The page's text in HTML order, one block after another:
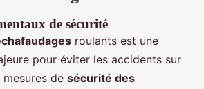
de sécurité
roulants est une
pour éviter les accidents sur
de sécurité des